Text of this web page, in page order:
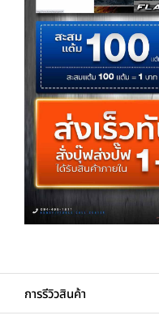
การรีวิวสินค้า